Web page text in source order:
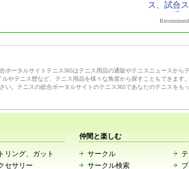
ス、試合
ポータルサイトテニス365はテニス用品の通販やテニスニュースか
やテニス歴など、テニス用品を様々な角度から探すこともできま
い。テニスの総合ポータルサイトのテニス365であなたのテニスをも
リング、ガット
セサリー
仲間と楽しむ
サークル
サークル検索